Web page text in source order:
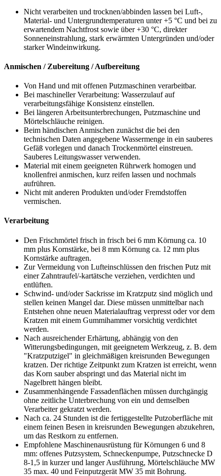
Nicht verarbeiten und trocknen/abbinden lassen bei Luft-,
Material- und Untergrundtemperaturen unter +5 °C und bei zu
erwartendem Nachtfrost sowie über +30 °C, direkter
Sonneneinstrahlung, stark erwärmten Untergründen und/oder
starker Windeinwirkung.
Anmischen / Zubereitung / Aufbereitung
Von Hand und mit offenen Putzmaschinen verarbeitbar.
Bei maschineller Verarbeitung: Wasserzulauf auf
verarbeitungsfähige Konsistenz einstellen.
Bei längeren Arbeitsunterbrechungen, Putzmaschine und
Mörtelschläuche reinigen.
Beim händischen Anmischen zunächst die bei den
technischen Daten angegebene Wassermenge in ein sauberes
Gefäß vorlegen und danach Trockenmörtel einstreuen.
Sauberes Leitungswasser verwenden.
Material mit einem geeigneten Rührwerk homogen und
knollenfrei anmischen, kurz reifen lassen und nochmals
aufrühren.
Nicht mit anderen Produkten und/oder Fremdstoffen
vermischen.
Verarbeitung
Den Frischmörtel frisch in frisch bei 6 mm Körnung ca. 10
mm plus Kornstärke, bei 8 mm Körnung ca. 12 mm plus
Kornstärke auftragen.
Zur Vermeidung von Lufteinschlüssen den frischen Putz mit
einer Zahntraufel/-kartätsche verziehen, verdichten und
entlüften.
Schwind- und/oder Sackrisse im Kratzputz sind möglich und
stellen keinen Mangel dar. Diese müssen unmittelbar nach
Entstehen ohne neuen Materialauftrag verpresst oder vor dem
Kratzen mit einem Gummihammer vorsichtig verdichtet
werden.
Nach ausreichender Erhärtung, abhängig von den
Witterungsbedingungen, mit geeignetem Werkzeug, z. B. dem
"Kratzputzigel" in gleichmäßigen kreisrunden Bewegungen
kratzen. Der richtige Zeitpunkt zum Kratzen ist erreicht, wenn
das Korn sauber abspringt und das Material nicht im
Nagelbrett hängen bleibt.
Zusammenhängende Fassadenflächen müssen durchgängig
ohne zeitliche Unterbrechung von ein und demselben
Verarbeiter gekratzt werden.
Nach ca. 24 Stunden ist die fertiggestellte Putzoberfläche mit
einem feinen Besen in kreisrunden Bewegungen abzukehren,
um das Restkorn zu entfernen.
Empfohlene Maschinenausrüstung für Körnungen 6 und 8
mm: offenes Putzsystem, Schneckenpumpe, Putzschnecke D
8-1,5 in kurzer und langer Ausführung, Mörtelschläuche MW
35 max. 40 und Feinputzgerät MW 35 mit Bohrung.